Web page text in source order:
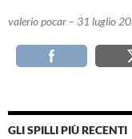
valerio pocar – 31 luglio
GLI SPILLI PIÙ RECENTI